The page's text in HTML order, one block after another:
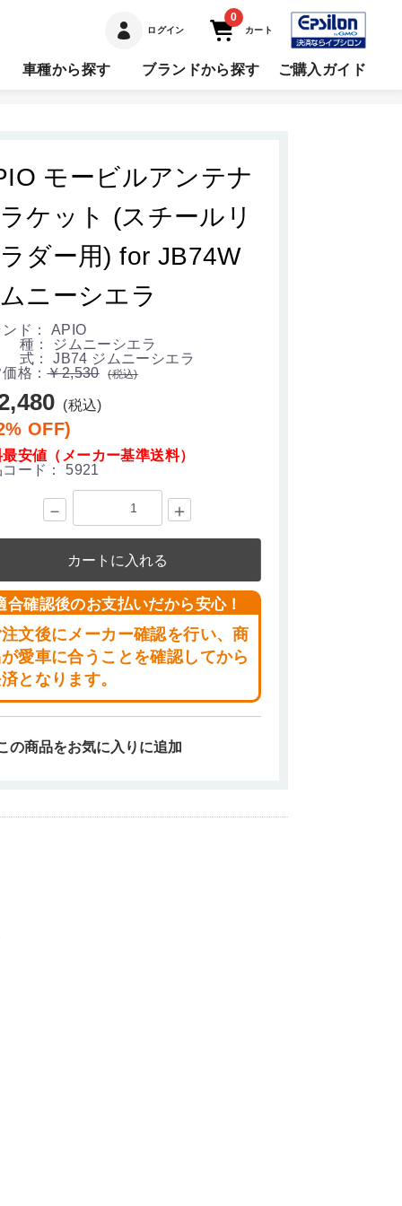
ログイン
0
カート
車種から探す ブランドから探す ご購入ガイド
モービルアンテナ
ケット (スチールリ
ダー用) for JB74W
ニーシエラ
ンド： APIO
： ジムニーシエラ
： JB74 ジムニーシエラ
格：￥2,530 (税込)
(税込)
OFF)
安値（メーカー基準送料）
ード： 5921
－ ＋
カートに入れる
合確認後のお支払いだから安心！
文後にメーカー確認を行い、商
愛車に合うことを確認してから
となります。
の商品をお気に入りに追加